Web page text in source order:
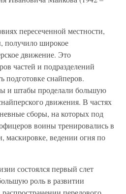
пересеченной местности,
получило широкое
движение. Это
частей и подразделений
подготовке снайперов.
и штабы проделали большую
движения. В частях
сборы, на которых под
воины тренировались в
маскировке, ведении огня по
состоялся первый слет
роль в развитии